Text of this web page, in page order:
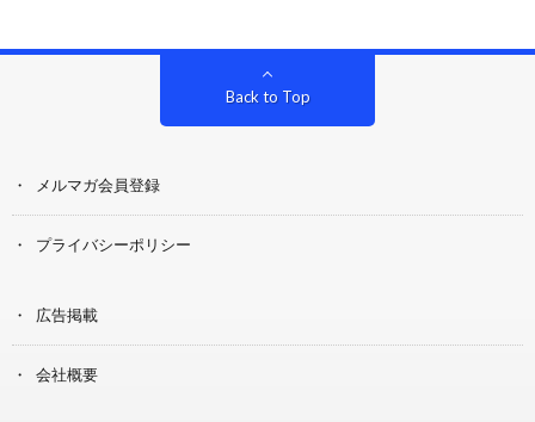
Back to Top
メルマガ会員登録
プライバシーポリシー
広告掲載
会社概要